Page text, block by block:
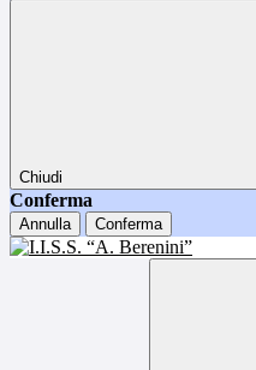
Chiudi
Conferma
Annulla Conferma